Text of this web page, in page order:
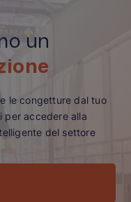
un
le congetture dal tuo
per accedere alla
del settore